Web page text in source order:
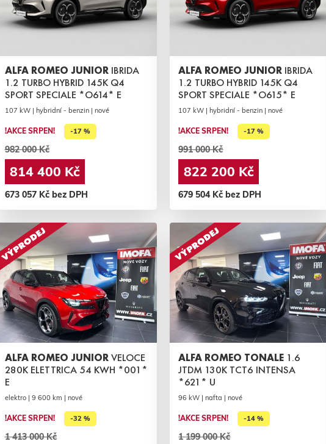
ALFA ROMEO JUNIOR IBRIDA
1.2 TURBO HYBRID 145K Q4
SPORT SPECIALE *O614* E
107 kW | hybridní - benzin | nové
!AKCE SRPEN! -17 %
982 000 Kč
814 400 Kč
673 057 Kč bez DPH
ALFA ROMEO JUNIOR IBRIDA
1.2 TURBO HYBRID 145K Q4
SPORT SPECIALE *O615* E
107 kW | hybridní - benzin | nové
!AKCE SRPEN! -17 %
991 000 Kč
822 200 Kč
679 504 Kč bez DPH
ALFA ROMEO JUNIORVELOCE
280K ELETTRICA 54 KWH *001*
E
elektro | 9 600 km | nové
!AKCE SRPEN! -32 %
1 413 000 Kč
ALFA ROMEO TONALE 1.6
JTDM 130K TCT6 INTENSA
*621* U
96 kW | nafta | nové
!AKCE SRPEN! -14 %
1 199 000 Kč